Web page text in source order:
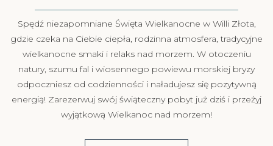
Spędź niezapomniane Święta Wielkanocne w Willi Złota,
gdzie czeka na Ciebie ciepła, rodzinna atmosfera, tradycyjne
wielkanocne smaki i relaks nad morzem. W otoczeniu
natury, szumu fal i wiosennego powiewu morskiej bryzy
odpoczniesz od codzienności i naładujesz się pozytywną
energią! Zarezerwuj swój świąteczny pobyt już dziś i przeżyj
wyjątkową Wielkanoc nad morzem!